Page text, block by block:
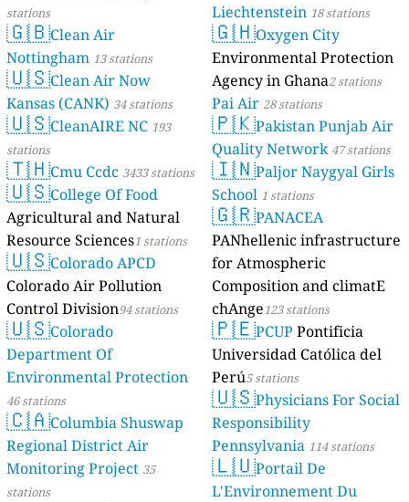
stations
🇬🇧Clean Air
Nottingham 13 stations
🇺🇸Clean Air Now
Kansas (CANK) 34 stations
🇺🇸CleanAIRE NC 193
stations
🇹🇭Cmu Ccdc 3433 stations
🇺🇸College Of Food
Agricultural and Natural
Resource Sciences1 stations
🇺🇸Colorado APCD
Colorado Air Pollution
Control Division94 stations
🇺🇸Colorado
Department Of
Environmental Protection
46 stations
🇨🇦Columbia Shuswap
Regional District Air
Monitoring Project 35
stations
Liechtenstein 18 stations
🇬🇭Oxygen City
Environmental Protection
Agency in Ghana2 stations
Pai Air 28 stations
🇵🇰Pakistan Punjab Air
Quality Network 47 stations
🇮🇳Paljor Naygyal Girls
School 1 stations
🇬🇷PANACEA
PANhellenic infrastructure
for Atmospheric
Composition and climatE
chAnge123 stations
🇵🇪PCUP Pontificia
Universidad Católica del
Perú5 stations
🇺🇸Physicians For Social
Responsibility
Pennsylvania 114 stations
🇱🇺Portail De
L'Environnement Du